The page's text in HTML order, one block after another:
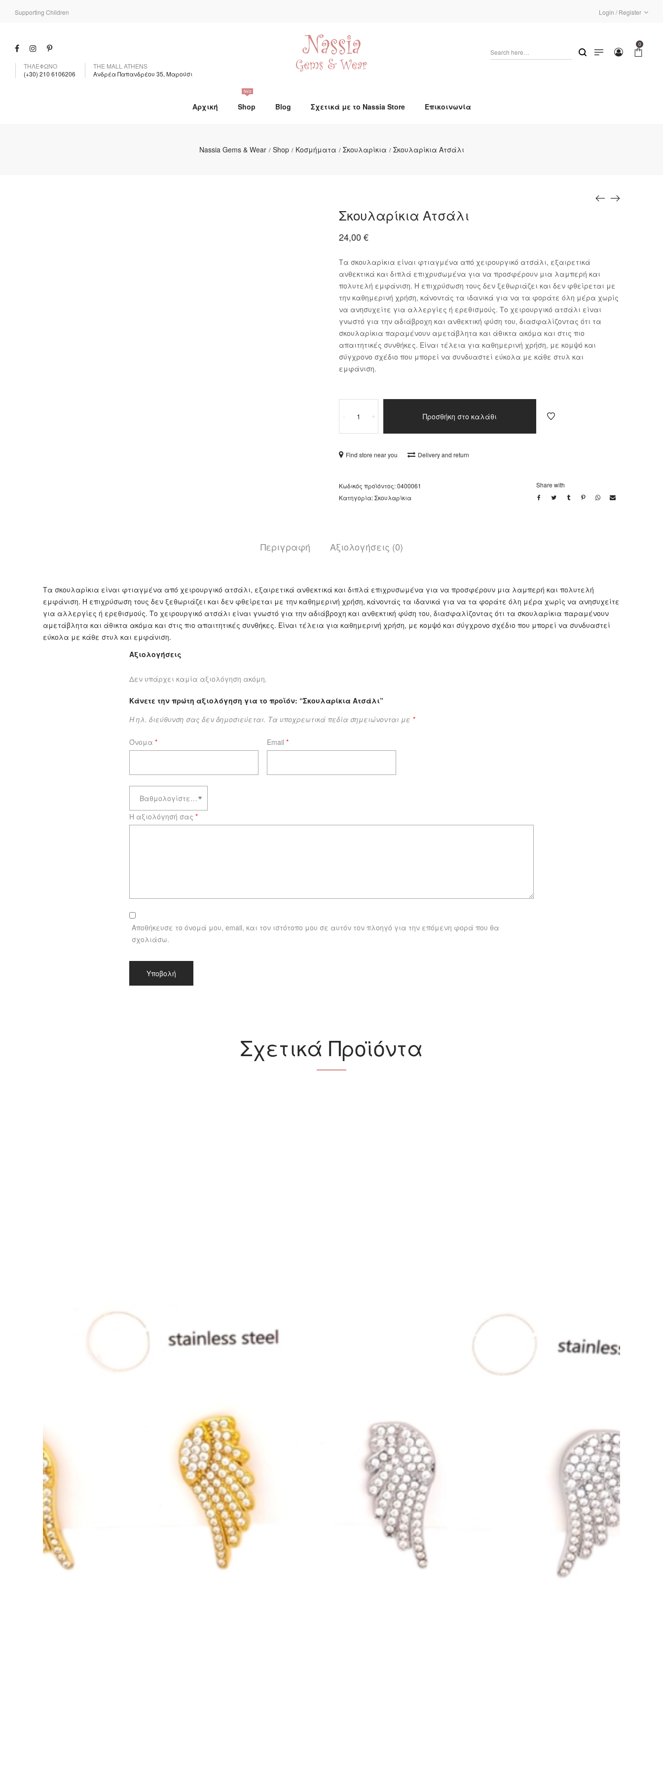
Supporting Children Login / Register
ΤΗΛΕΦΩΝΟ
(+30) 210 6106206
THE MALL ATHENS
Ανδρέα Παπανδρέου 35, Μαρούσι
0
Αρχική Shop
Νέο
Blog Σχετικά με το Nassia Store Επικοινωνία
Nassia Gems & Wear / Shop / Κοσμήματα / Σκουλαρίκια / Σκουλαρίκια Ατσάλι
Σκουλαρίκια Ατσάλι
24,00 €
Τα σκουλαρίκια είναι φτιαγμένα από χειρουργικό ατσάλι, εξαιρετικά
ανθεκτικά και διπλά επιχρυσωμένα για να προσφέρουν μια λαμπερή και
πολυτελή εμφάνιση. Η επιχρύσωση τους δεν ξεθωριάζει και δεν φθείρεται με
την καθημερινή χρήση, κάνοντάς τα ιδανικά για να τα φοράτε όλη μέρα χωρίς
να ανησυχείτε για αλλεργίες ή ερεθισμούς. Το χειρουργικό ατσάλι είναι
γνωστό για την αδιάβροχη και ανθεκτική φύση του, διασφαλίζοντας ότι τα
σκουλαρίκια παραμένουν αμετάβλητα και άθικτα ακόμα και στις πιο
απαιτητικές συνθήκες. Είναι τέλεια για καθημερινή χρήση, με κομψό και
σύγχρονο σχέδιο που μπορεί να συνδυαστεί εύκολα με κάθε στυλ και
εμφάνιση.
-Ατσάλι
+ Προσθήκη στο καλάθι
Find store near you Delivery and return
Κωδικός προϊόντος:0400061
Κατηγορία:Σκουλαρίκια
Share with
Περιγραφή Αξιολογήσεις (0)
Τα σκουλαρίκια είναι φτιαγμένα από χειρουργικό ατσάλι, εξαιρετικά ανθεκτικά και διπλά επιχρυσωμένα για να προσφέρουν μια λαμπερή και πολυτελή
εμφάνιση. Η επιχρύσωση τους δεν ξεθωριάζει και δεν φθείρεται με την καθημερινή χρήση, κάνοντάς τα ιδανικά για να τα φοράτε όλη μέρα χωρίς να ανησυχείτε
για αλλεργίες ή ερεθισμούς. Το χειρουργικό ατσάλι είναι γνωστό για την αδιάβροχη και ανθεκτική φύση του, διασφαλίζοντας ότι τα σκουλαρίκια παραμένουν
αμετάβλητα και άθικτα ακόμα και στις πιο απαιτητικές συνθήκες. Είναι τέλεια για καθημερινή χρήση, με κομψό και σύγχρονο σχέδιο που μπορεί να συνδυαστεί
εύκολα με κάθε στυλ και εμφάνιση.
Αξιολογήσεις
Δεν υπάρχει καμία αξιολόγηση ακόμη.
Κάνετε την πρώτη αξιολόγηση για το προϊόν: “Σκουλαρίκια Ατσάλι”
Η ηλ. διεύθυνση σας δεν δημοσιεύεται. Τα υποχρεωτικά πεδία σημειώνονται με *
Όνομα * Email *
Η αξιολόγησή σας *
Αποθήκευσε το όνομά μου, email, και τον ιστότοπο μου σε αυτόν τον πλοηγό για την επόμενη φορά που θα
σχολιάσω.
Σχετικά Προϊόντα